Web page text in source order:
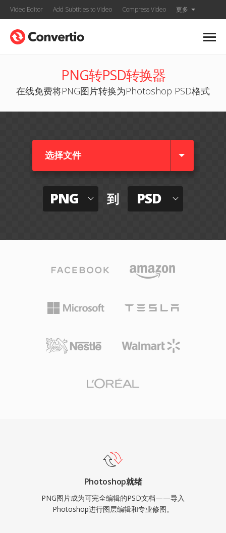
Video Editor Add Subtitles to Video Compress Video 更多
PNG转PSD转换器
在线免费将PNG图片转换为Photoshop PSD格式
选择文件
PNG 到 PSD
Photoshop就绪
PNG图片成为可完全编辑的PSD文档——导入
Photoshop进行图层编辑和专业修图。